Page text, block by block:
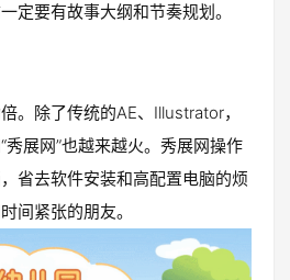
定要有故事大纲和节奏规划。
。除了传统的AE、Illustrator，
展网”也越来越火。秀展网操作
省去软件安装和高配置电脑的烦
间紧张的朋友。